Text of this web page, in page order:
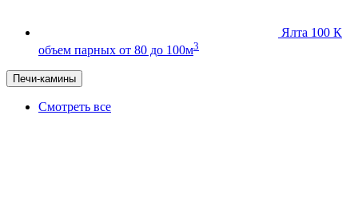
Ялта 100 К
объем парных от 80 до 100м3
Печи-камины
Смотреть все